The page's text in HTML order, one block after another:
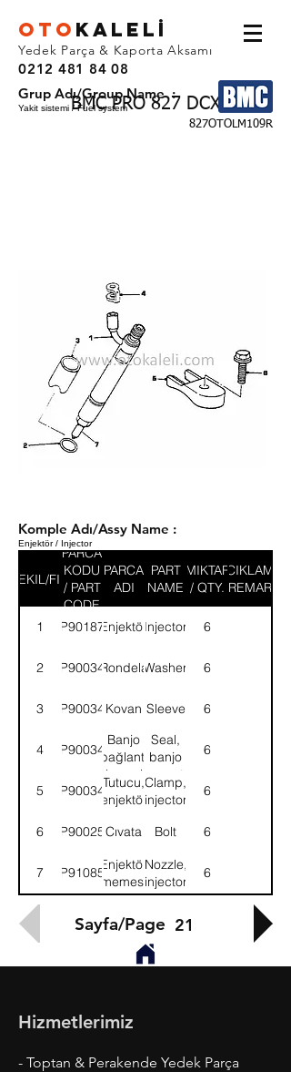
OTO KALEL İ
Yedek Parça & Kaporta Aksamı
0212 481 84 08
BMC PRO 827 DCX
Grup Adı/Group Name :
Yakit sistemi / Fuel system
827OTOLM109R
Komple Adı/Assy Name :
Enjektör / Injector
SEKIL/FIG
PARCA
KODU
/ PART
CODE
PARCA
ADI
PART
NAME
MIKTAR
/ QTY.
ACIKLAMA
/ REMARK
1 9P901876EnjektörInjector 6
2 9P900346RondelaWasher 6
3 9P900347Kovan Sleeve 6
4 9P900340
Banjo
bağlantı
keçesi
Seal,
banjo
connector
6
5 9P900349
Tutucu,
enjektör
Clamp,
injector
6
6 9P900259Cıvata Bolt 6
7 9P910856
Enjektör
memesi
Nozzle,
injector
6
Sayfa/Page 21
Hizmetlerimiz
- Toptan & Perakende Yedek Parça